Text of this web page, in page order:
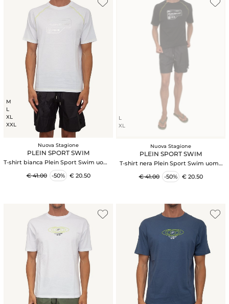
M
L
XL
XXL
Nuova Stagione
PLEIN SPORT SWIM
T-shirt bianca Plein Sport Swim uomo
logo e cuciture a contrasto
€ 41.00
-50% € 20.50
L
XL
Nuova Stagione
PLEIN SPORT SWIM
T-shirt nera Plein Sport Swim uomo
logo e cuciture a contrasto
€ 41.00
-50% € 20.50